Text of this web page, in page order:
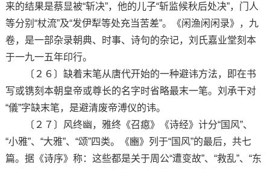
来的结果是蔡显被“斩决”，他的儿子“斩监候秋后处决”，门人
等分别“杖流”及“发伊犁等处充当苦差”。《闲渔闲闲录》，九
卷，是一部杂录朝典、时事、诗句的杂记，刘氏嘉业堂刻本
于一九一五年印行。
〔２６〕缺着末笔从唐代开始的一种避讳方法，即在书
写或镌刻本朝皇帝或尊长的名字时省略最末一笔。刘承干对
“儀”字缺末笔，是避清废帝溥仪的讳。
〔２７〕风终幽，雅终《召癋》《诗经》计分“国风”、
“小雅”、“大雅”、“颂”四类。《豳》列于“国风”的最后，共七
篇。据《诗序》称：这些都是关于周公“遭变故”、“救乱”、“东